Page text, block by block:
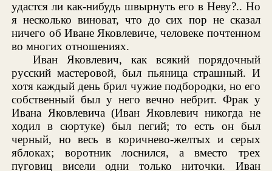
удастся ли как-нибудь швырнуть его в Неву?.. Но
я несколько виноват, что до сих пор не сказал
ничего об Иване Яковлевиче, человеке почтенном
во многих отношениях.
Иван Яковлевич, как всякий порядочный
русский мастеровой, был пьяница страшный. И
хотя каждый день брил чужие подбородки, но его
собственный был у него вечно небрит. Фрак у
Ивана Яковлевича (Иван Яковлевич никогда не
ходил в сюртуке) был пегий; то есть он был
черный, но весь в коричнево-желтых и серых
яблоках; воротник лоснился, а вместо трех
пуговиц висели одни только ниточки. Иван